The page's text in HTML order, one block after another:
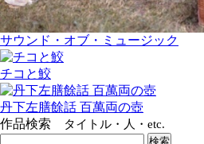
サウンド・オブ・ミュージック
チコと鮫
丹下左膳餘話 百萬両の壺
作品検索
タイトル・人・etc.